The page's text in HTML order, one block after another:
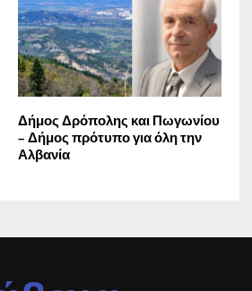
Δήμος Δρόπολης και Πωγωνίου
– Δήμος πρότυπο για όλη την
Αλβανία